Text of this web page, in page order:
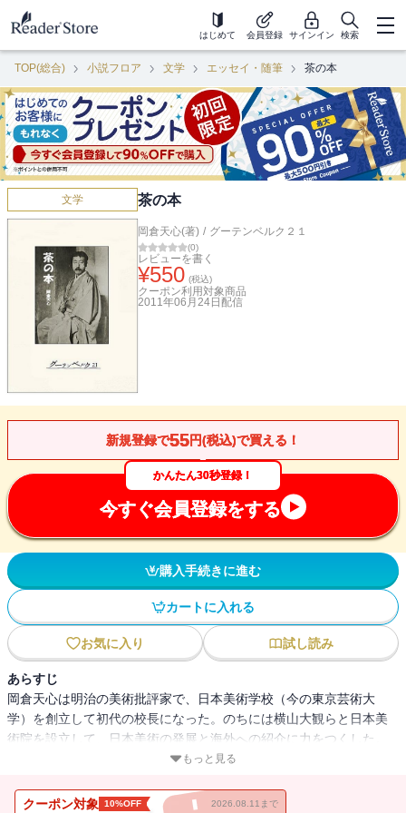
はじめて 会員登録 サインイン 検索
TOP(総合) 小説フロア 文学 エッセイ・随筆 茶の本
文学 茶の本
岡倉天心(著) / グーテンベルク２１
(0)
レビューを書く
¥550 (税込)
クーポン利用対象商品
2011年06月24日 配信
新規登録で55円(税込)で買える！
かんたん30秒登録！
今すぐ会員登録をする
購入手続きに進む
カートに入れる
お気に入り 試し読み
あらすじ
岡倉天心は明治の美術批評家で、日本美術学校（今の東京芸術大
学）を創立して初代の校長になった。のちには横山大観らと日本美
術院を設立して、日本美術の発展と海外への紹介に力をつくした。
そうしたなかで彼が英文で書き、アメリカの出版社から出した日本
さ」を念頭に周到になされた苦心の翻訳である。
もっと見る
クーポン対象 10%OFF 2026.08.11まで